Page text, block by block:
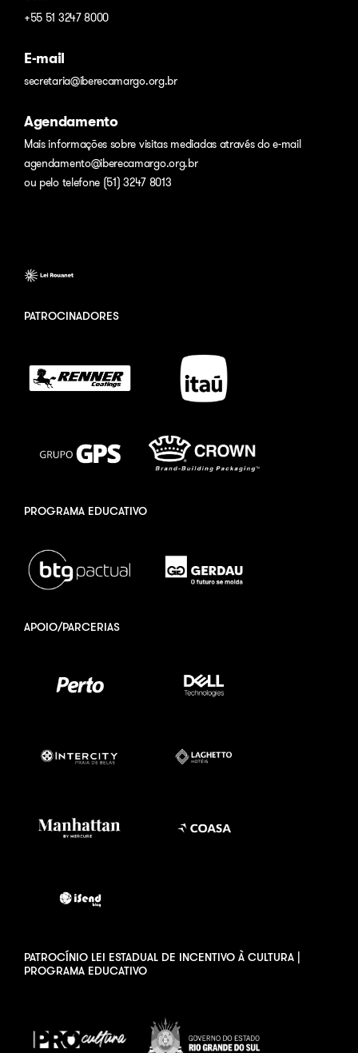
+55 51 3247 8000
E-mail
secretaria@iberecamargo.org.br
Agendamento
Mais informações sobre visitas mediadas através do e-mail
agendamento@iberecamargo.org.br
ou pelo telefone (51) 3247 8013
PATROCINADORES
PROGRAMA EDUCATIVO
APOIO/PARCERIAS
PATROCÍNIO LEI ESTADUAL DE INCENTIVO À CULTURA |
PROGRAMA EDUCATIVO